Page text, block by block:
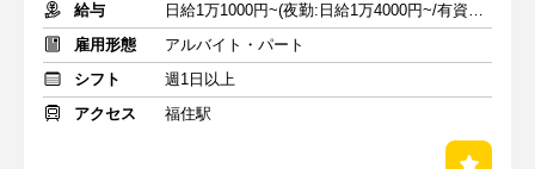
給与
日給1万1000円~(夜勤:日給1万4000円~/有資格+400円 以上)+各手当
雇用形態
アルバイト・パート
シフト
週1日以上
アクセス
福住駅